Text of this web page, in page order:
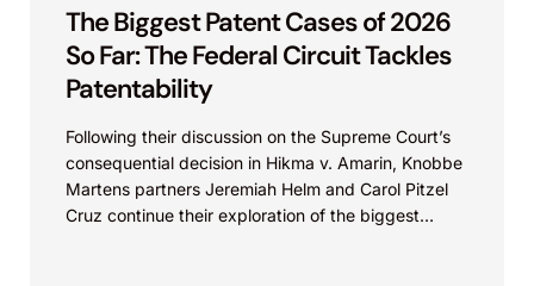
The Biggest Patent Cases of 2026
So Far: The Federal Circuit Tackles
Patentability
Following their discussion on the Supreme Court’s
consequential decision in Hikma v. Amarin, Knobbe
Martens partners Jeremiah Helm and Carol Pitzel
Cruz continue their exploration of the biggest